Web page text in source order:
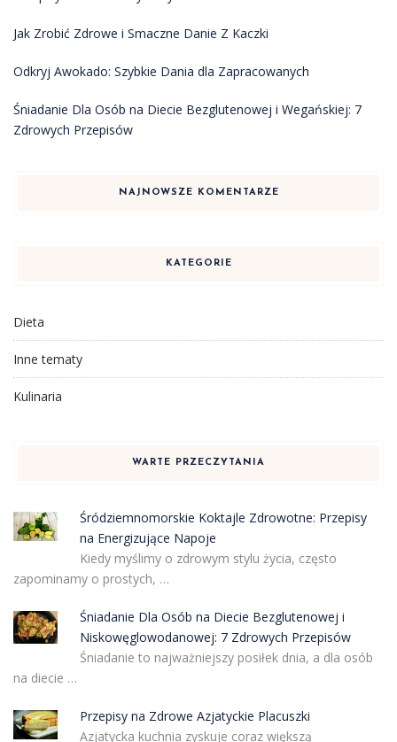
Jak Zrobić Zdrowe i Smaczne Danie Z Kaczki
Odkryj Awokado: Szybkie Dania dla Zapracowanych
Śniadanie Dla Osób na Diecie Bezglutenowej i Wegańskiej: 7
Zdrowych Przepisów
NAJNOWSZE KOMENTARZE
KATEGORIE
Dieta
Inne tematy
Kulinaria
WARTE PRZECZYTANIA
Śródziemnomorskie Koktajle Zdrowotne: Przepisy
na Energizujące Napoje
Kiedy myślimy o zdrowym stylu życia, często
zapominamy o prostych, …
Śniadanie Dla Osób na Diecie Bezglutenowej i
Niskowęglowodanowej: 7 Zdrowych Przepisów
Śniadanie to najważniejszy posiłek dnia, a dla osób
na diecie …
Przepisy na Zdrowe Azjatyckie Placuszki
Azjatycka kuchnia zyskuje coraz większą